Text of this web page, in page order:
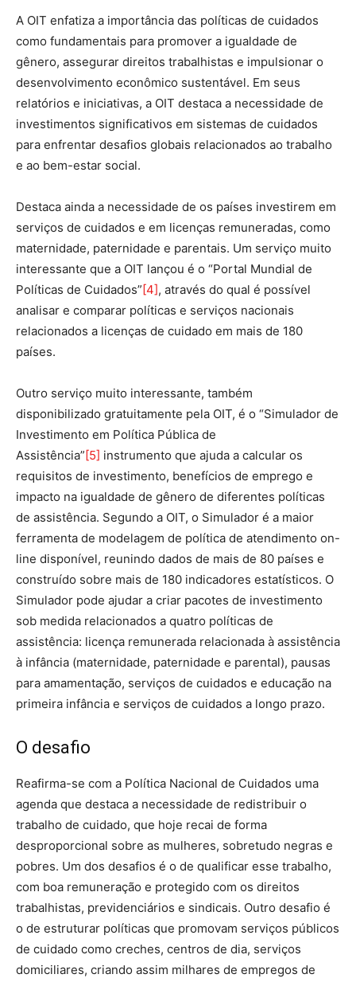
A OIT enfatiza a importância das políticas de cuidados
como fundamentais para promover a igualdade de
gênero, assegurar direitos trabalhistas e impulsionar o
desenvolvimento econômico sustentável. Em seus
relatórios e iniciativas, a OIT destaca a necessidade de
investimentos significativos em sistemas de cuidados
para enfrentar desafios globais relacionados ao trabalho
e ao bem-estar social.
Destaca ainda a necessidade de os países investirem em
serviços de cuidados e em licenças remuneradas, como
maternidade, paternidade e parentais. Um serviço muito
interessante que a OIT lançou é o “Portal Mundial de
Políticas de Cuidados” [4], através do qual é possível
analisar e comparar políticas e serviços nacionais
relacionados a licenças de cuidado em mais de 180
países.
Outro serviço muito interessante, também
disponibilizado gratuitamente pela OIT, é o “Simulador de
Investimento em Política Pública de
Assistência” [5] instrumento que ajuda a calcular os
requisitos de investimento, benefícios de emprego e
impacto na igualdade de gênero de diferentes políticas
de assistência. Segundo a OIT, o Simulador é a maior
ferramenta de modelagem de política de atendimento on-
line disponível, reunindo dados de mais de 80 países e
construído sobre mais de 180 indicadores estatísticos. O
Simulador pode ajudar a criar pacotes de investimento
sob medida relacionados a quatro políticas de
assistência: licença remunerada relacionada à assistência
à infância (maternidade, paternidade e parental), pausas
para amamentação, serviços de cuidados e educação na
primeira infância e serviços de cuidados a longo prazo.
O desafio
Reafirma-se com a Política Nacional de Cuidados uma
agenda que destaca a necessidade de redistribuir o
trabalho de cuidado, que hoje recai de forma
desproporcional sobre as mulheres, sobretudo negras e
pobres. Um dos desafios é o de qualificar esse trabalho,
com boa remuneração e protegido com os direitos
trabalhistas, previdenciários e sindicais. Outro desafio é
o de estruturar políticas que promovam serviços públicos
de cuidado como creches, centros de dia, serviços
domiciliares, criando assim milhares de empregos de